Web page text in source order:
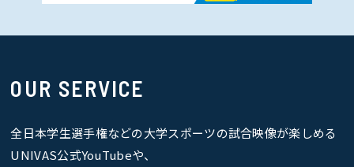
OUR SERVICE
全日本学生選手権などの大学スポーツの試合映像が楽しめる
UNIVAS公式YouTubeや、